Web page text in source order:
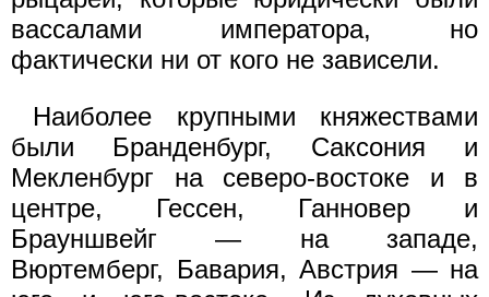
вассалами императора, но
фактически ни от кого не зависели.
Наиболее крупными княжествами
были Бранденбург, Саксония и
Мекленбург на северо-востоке и в
центре, Гессен, Ганновер и
Брауншвейг — на западе,
Вюртемберг, Бавария, Австрия — на